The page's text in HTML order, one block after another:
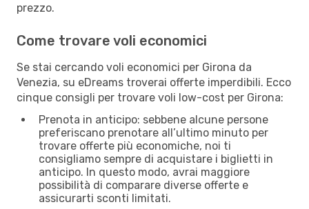
prezzo.
Come trovare voli economici
Se stai cercando voli economici per Girona da
Venezia, su eDreams troverai offerte imperdibili. Ecco
cinque consigli per trovare voli low-cost per Girona:
Prenota in anticipo: sebbene alcune persone
preferiscano prenotare all’ultimo minuto per
trovare offerte più economiche, noi ti
consigliamo sempre di acquistare i biglietti in
anticipo. In questo modo, avrai maggiore
possibilità di comparare diverse offerte e
assicurarti sconti limitati.